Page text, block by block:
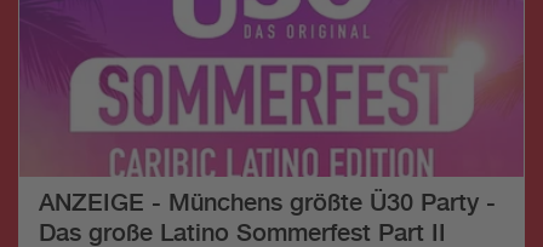
ANZEIGE - Münchens größte Ü30 Party -
Das große Latino Sommerfest Part II